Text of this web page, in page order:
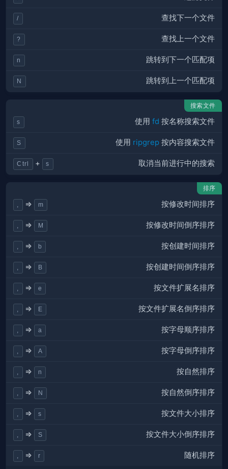
/ 查找下一个文件
? 查找上一个文件
n 跳转到下一个匹配项
N 跳转到上一个匹配项
搜索文件
s 使用 fd 按名称搜索文件
S 使用 ripgrep 按内容搜索文件
Ctrl + s 取消当前进行中的搜索
排序
, ⇒ m 按修改时间排序
, ⇒ M 按修改时间倒序排序
, ⇒ b 按创建时间排序
, ⇒ B 按创建时间倒序排序
, ⇒ e 按文件扩展名排序
, ⇒ E 按文件扩展名倒序排序
, ⇒ a 按字母顺序排序
, ⇒ A 按字母倒序排序
, ⇒ n 按自然排序
, ⇒ N 按自然倒序排序
, ⇒ s 按文件大小排序
, ⇒ S 按文件大小倒序排序
, ⇒ r 随机排序